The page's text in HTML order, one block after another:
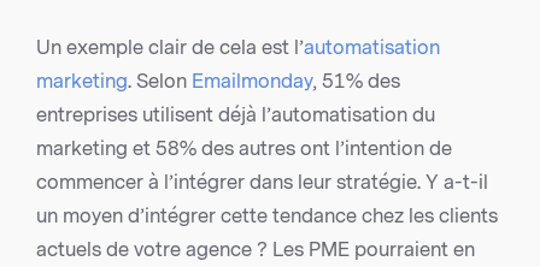
Un exemple clair de cela est l’automatisation
marketing. Selon Emailmonday, 51% des
entreprises utilisent déjà l’automatisation du
marketing et 58% des autres ont l’intention de
commencer à l’intégrer dans leur stratégie. Y a-t-il
un moyen d’intégrer cette tendance chez les clients
actuels de votre agence ? Les PME pourraient en